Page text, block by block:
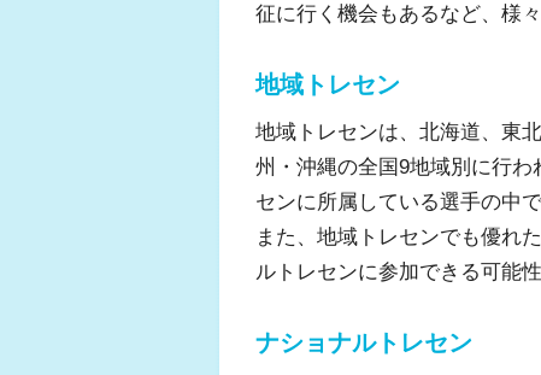
征に行く機会もあるなど、様
地域トレセン
地域トレセンは、北海道、東
州・沖縄の全国9地域別に行
センに所属している選手の中
また、地域トレセンでも優れ
ルトレセンに参加できる可能
ナショナルトレセン